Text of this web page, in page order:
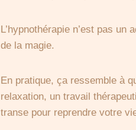
L’hypnothérapie n’est pas
de la magie.
En pratique, ça ressemble à
relaxation, un travail
transe pour reprendre votre